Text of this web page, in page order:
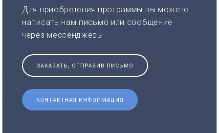
Для приобретения программы вы можете
написать нам письмо или сообщение
через мессенджеры
ЗАКАЗАТЬ, ОТПРАВИВ ПИСЬМО
КОНТАКТНАЯ ИНФОРМАЦИЯ